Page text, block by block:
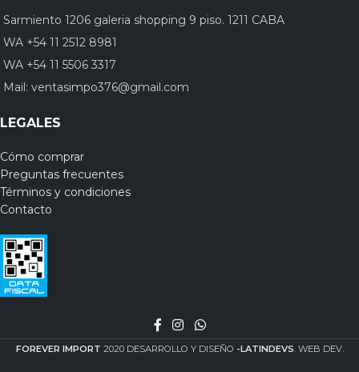
Sarmiento 1206 galeria shopping 9 piso. 1211 CABA
WA +54 11 2512 8981
WA +54 11 5506 3317
Mail: ventasimpo376@gmail.com
LEGALES
Cómo comprar
Preguntas frecuentes
Términos y condiciones
Contacto
FOREVER IMPORT 2020 DESARROLLO Y DISEÑO -LATINDEVS . WEB DEV.